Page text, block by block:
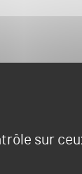
sur
l’hippodrome
candidats à la
quatre
à la
Aignan